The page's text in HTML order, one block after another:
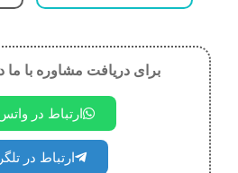
برای دریافت مشاوره با ما
ارتباط در
ارتباط در